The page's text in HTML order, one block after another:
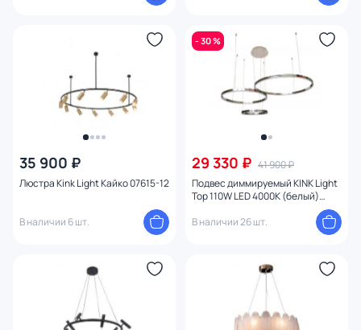
35 900 ₽
Люстра Kink Light Кайко 07615-12
В наличии 6 шт.
- 30 %
29 330 ₽ 41 900 ₽
Подвес диммируемый KINK Light
Тор 110W LED 4000К (белый)
В наличии 26 шт.